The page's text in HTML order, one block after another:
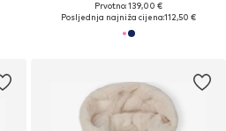
Prvotno: 139,00 €
Posljednja najniža cijena:112,50 €